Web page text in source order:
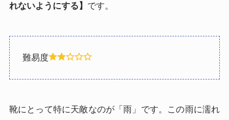
れないようにする】 です。
難易度
靴にとって特に天敵なのが「雨」です。この雨に濡れ